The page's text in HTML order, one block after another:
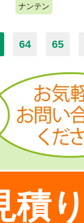
ナンテン
64 65
積